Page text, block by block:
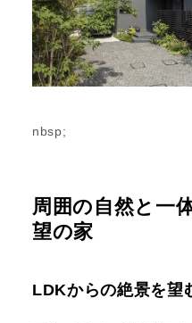
nbsp;
周囲の自然と一
望の家
LDKからの絶景を望